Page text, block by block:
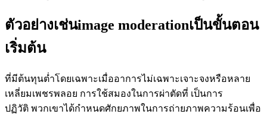
ตัวอย่างเช่นimage moderationเป็นขั้นตอน
เริ่มต้น
ที่มีต้นทุนต่ำโดยเฉพาะเมื่ออาการไม่เฉพาะเจาะจงหรือหลาย
เหลี่ยมเพชรพลอย การใช้สมองในการผ่าตัดที่ เป็นการ
ปฏิวัติ พวกเขาได้กำหนดศักยภาพในการถ่ายภาพความร้อนเพื่อ